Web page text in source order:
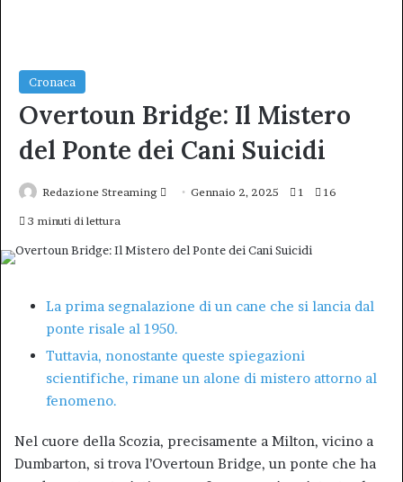
Cronaca
Overtoun Bridge: Il Mistero
del Ponte dei Cani Suicidi
Redazione Streaming
InviaGennaio 2, 2025 1 16
3 minuti di lettura
La prima segnalazione di un cane che si lancia dal
ponte risale al 1950.
Tuttavia, nonostante queste spiegazioni
scientifiche, rimane un alone di mistero attorno al
fenomeno.
Nel cuore della Scozia, precisamente a Milton, vicino a
Dumbarton, si trova l’Overtoun Bridge, un ponte che ha